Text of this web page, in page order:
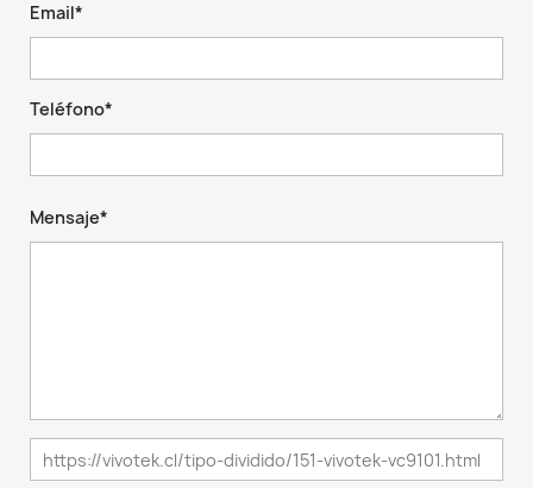
Email*
Teléfono*
Mensaje*